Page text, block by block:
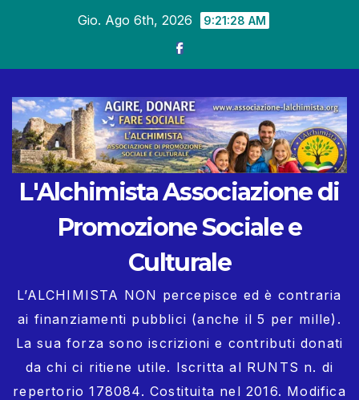
Gio. Ago 6th, 2026 9:21:30 AM
L'Alchimista Associazione di
Promozione Sociale e
Culturale
L’ALCHIMISTA NON percepisce ed è contraria
ai finanziamenti pubblici (anche il 5 per mille).
La sua forza sono iscrizioni e contributi donati
da chi ci ritiene utile. Iscritta al RUNTS n. di
repertorio 178084. Costituita nel 2016. Modifica